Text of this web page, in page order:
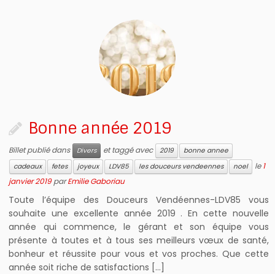
Bonne année 2019
Billet publié dans Divers et taggé avec 2019
bonne annee
cadeaux
fetes joyeux LDV85 les douceurs vendeennes noel le1
janvier 2019 parEmilie Gaboriau
Toute l’équipe des Douceurs Vendéennes-LDV85 vous
souhaite une excellente année 2019 . En cette nouvelle
année qui commence, le gérant et son équipe vous
présente à toutes et à tous ses meilleurs vœux de santé,
bonheur et réussite pour vous et vos proches. Que cette
année soit riche de satisfactions […]